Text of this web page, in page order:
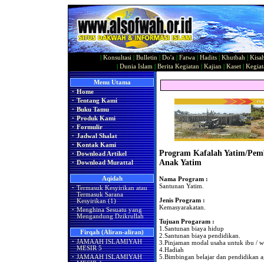
Konsultasi Bulletin Do'a Fatwa Hadits Khutbah
Dunia Islam Berita Kegiatan Kajian Kaset|
Menu Utama
· Home
· Tentang Kami
· Buku Tamu
· Produk Kami
· Formulir
· Jadwal Shalat
· Kontak Kami
· Download Artikel
· Download Murattal
Aqidah
· Termasuk Kesyirikan atau
Termasuk Sarana
Kesyirikan (1)
· Menghina Sesuatu yang
Mengandung Dzikrullah
Firqah (Aliran-aliran)
· JAMAAH ISLAMIYAH
MESIR 5
· JAMAAH ISLAMIYAH
Program Kafalah Yatim/
Anak Yatim
Nama Program :
Santunan Yatim.
Jenis Program :
Kemasyarakatan.
Tujuan Progaram :
1.Santunan biaya hidup
2.Santunan biaya pendidikan.
3.Pinjaman modal usaha untuk ibu /
4.Hadiah
5.Bimbingan belajar dan pendidikan